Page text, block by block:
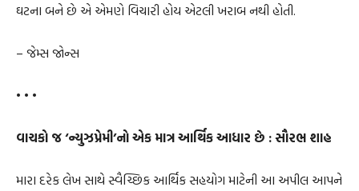
ઘટના બને છે એ એમણે વિચારી હોય એટલી ખરાબ નથી હોતી.
– જેમ્સ જોન્સ
• • •
વાચકો જ ‘ન્યુઝપ્રેમી’નો એક માત્ર આર્થિક આધાર છે : સૌરભ શાહ
મારા દરેક લેખ સાથે સ્વૈચ્છિક આર્થિક સહયોગ માટેની આ અપીલ આપને